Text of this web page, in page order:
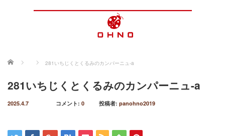
ホーム 281いちじくとくるみのカンパーニュ-a
281いちじくとくるみのカンパーニュ-a
2025.4.7 コメント: 0 投稿者: panohno2019